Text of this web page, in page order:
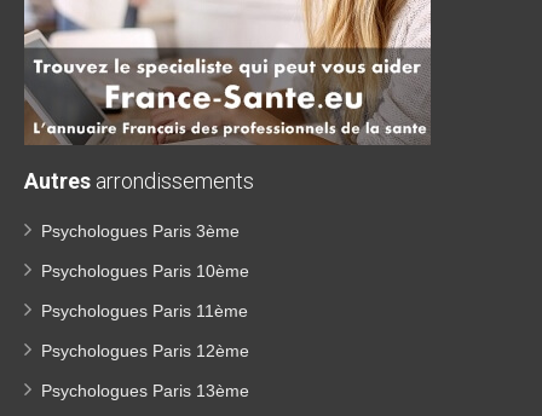
Autres arrondissements
Psychologues Paris 3ème
Psychologues Paris 10ème
Psychologues Paris 11ème
Psychologues Paris 12ème
Psychologues Paris 13ème